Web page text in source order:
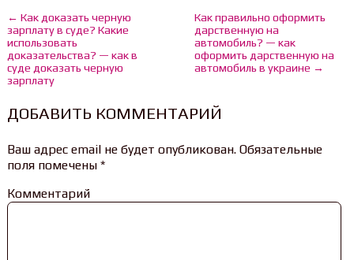
← Как доказать черную
зарплату в суде? Какие
использовать
доказательства? — как в
суде доказать черную
зарплату
Как правильно оформить
дарственную на
автомобиль? — как
оформить дарственную на
автомобиль в украине →
ДОБАВИТЬ КОММЕНТАРИЙ
Ваш адрес email не будет опубликован.Обязательные
поля помечены *
Комментарий